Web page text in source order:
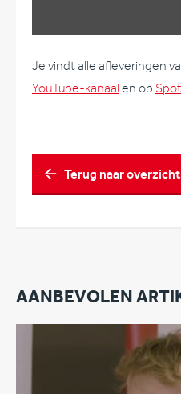
Je vindt alle afleveringen
YouTube-kanaal en op
Terug naar overzicht
AANBEVOLEN